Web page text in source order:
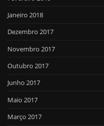
Janeiro 2018
Dezembro 2017
Novembro 2017
Outubro 2017
Junho 2017
Maio 2017
Março 2017